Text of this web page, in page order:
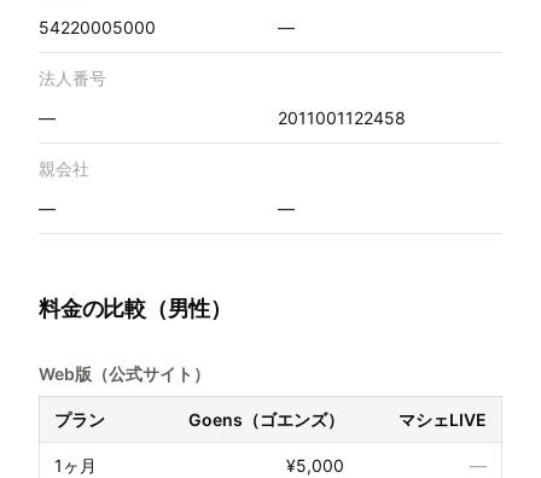
54220005000
—
法人番号
—
2011001122458
親会社
—
—
料金の比較（男性）
Web版（公式サイト）
プラン Goens（ゴエンズ） マシェLIVE
1ヶ月 ¥5,000 —